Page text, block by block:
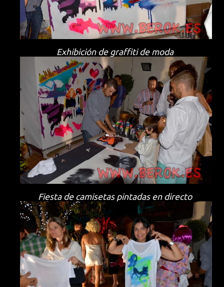
Exhibición de graffiti de moda
Fiesta de camisetas pintadas en directo